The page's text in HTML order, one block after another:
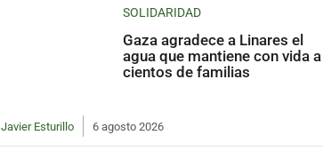
SOLIDARIDAD
Gaza agradece a Linares el
agua que mantiene con vida a
cientos de familias
Javier Esturillo 6 agosto 2026